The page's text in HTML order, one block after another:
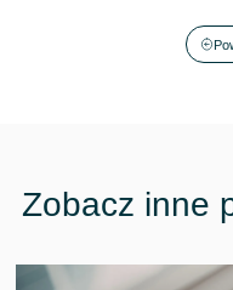
Zobacz inne